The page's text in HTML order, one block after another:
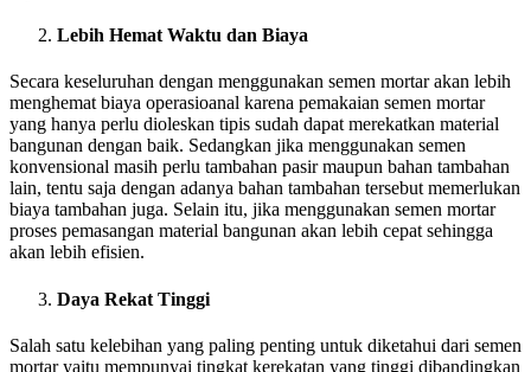
Lebih Hemat Waktu dan Biaya
Secara keseluruhan dengan menggunakan semen mortar akan lebih
menghemat biaya operasioanal karena pemakaian semen mortar
yang hanya perlu dioleskan tipis sudah dapat merekatkan material
bangunan dengan baik. Sedangkan jika menggunakan semen
konvensional masih perlu tambahan pasir maupun bahan tambahan
lain, tentu saja dengan adanya bahan tambahan tersebut memerlukan
biaya tambahan juga. Selain itu, jika menggunakan semen mortar
proses pemasangan material bangunan akan lebih cepat sehingga
akan lebih efisien.
Daya Rekat Tinggi
Salah satu kelebihan yang paling penting untuk diketahui dari semen
mortar yaitu mempunyai tingkat kerekatan yang tinggi dibandingkan